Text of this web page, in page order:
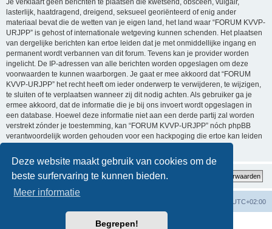
Deze website maakt gebruik van cookies om de
beste surfervaring te kunnen bieden.
Meer informatie
Begrepen!
Je verklaart geen berichten te plaatsen die kwetsend, obsceen, vulgair,
lasterlijk, haatdragend, dreigend, seksueel georiënteerd of enig ander
materiaal bevat die de wetten van je eigen land, het land waar “FORUM KVVP-
URJPP” is gehost of internationale wetgeving kunnen schenden. Het plaatsen
van dergelijke berichten kan ertoe leiden dat je met onmiddellijke ingang en
permanent wordt verbannen van dit forum. Tevens kan je provider worden
ingelicht. De IP-adressen van alle berichten worden opgeslagen om deze
voorwaarden te kunnen waarborgen. Je gaat er mee akkoord dat “FORUM
KVVP-URJPP” het recht heeft om ieder onderwerp te verwijderen, te wijzigen,
te sluiten of te verplaatsen wanneer zij dit nodig achten. Als gebruiker ga je
ermee akkoord, dat de informatie die je bij ons invoert wordt opgeslagen in
een database. Hoewel deze informatie niet aan een derde partij zal worden
verstrekt zónder je toestemming, kan “FORUM KVVP-URJPP” nóch phpBB
verantwoordelijk worden gehouden voor een hackpoging die ertoe kan leiden
UTC+02:00
phpBB® Forum Software © phpBB Limited